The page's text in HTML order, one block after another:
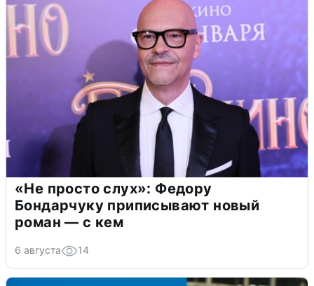
«Не просто слух»: Федору
Бондарчуку приписывают новый
роман — с кем
6 августа 14